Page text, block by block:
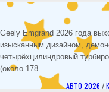
Geely Emgrand 2026 года
изысканным дизайном,
четырёхцилиндровый
(около 178…
АВТО 2026 /